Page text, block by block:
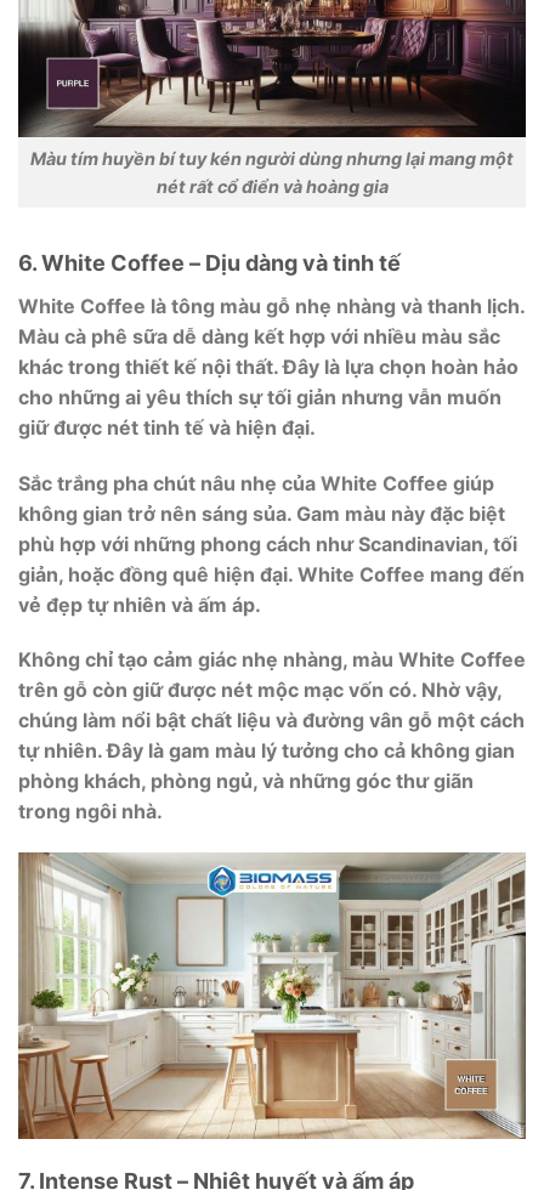
Màu tím huyền bí tuy kén người dùng nhưng lại mang một
nét rất cổ điển và hoàng gia
6. White Coffee – Dịu dàng và tinh tế
White Coffee là tông màu gỗ nhẹ nhàng và thanh lịch.
Màu cà phê sữa dễ dàng kết hợp với nhiều màu sắc
khác trong thiết kế nội thất. Đây là lựa chọn hoàn hảo
cho những ai yêu thích sự tối giản nhưng vẫn muốn
giữ được nét tinh tế và hiện đại.
Sắc trắng pha chút nâu nhẹ của White Coffee giúp
không gian trở nên sáng sủa. Gam màu này đặc biệt
phù hợp với những phong cách như Scandinavian, tối
giản, hoặc đồng quê hiện đại. White Coffee mang đến
vẻ đẹp tự nhiên và ấm áp.
Không chỉ tạo cảm giác nhẹ nhàng, màu White Coffee
trên gỗ còn giữ được nét mộc mạc vốn có. Nhờ vậy,
chúng làm nổi bật chất liệu và đường vân gỗ một cách
tự nhiên. Đây là gam màu lý tưởng cho cả không gian
phòng khách, phòng ngủ, và những góc thư giãn
trong ngôi nhà.
7. Intense Rust – Nhiệt huyết và ấm áp